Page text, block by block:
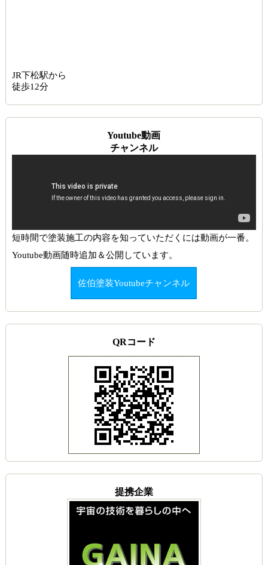
JR下松駅から
徒歩12分
Youtube動画
チャンネル
短時間で塗装施工の内容を知っていただくには動画が一番。
Youtube動画随時追加＆公開しています。
佐伯塗装Youtubeチャンネル
QRコード
提携企業